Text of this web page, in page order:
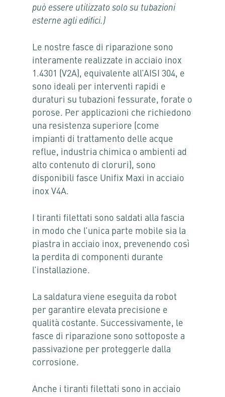
può essere utilizzato solo su tubazioni
esterne agli edifici.)
Le nostre fasce di riparazione sono
interamente realizzate in acciaio inox
1.4301 (V2A), equivalente all’AISI 304, e
sono ideali per interventi rapidi e
duraturi su tubazioni fessurate, forate o
porose. Per applicazioni che richiedono
una resistenza superiore (come
impianti di trattamento delle acque
reflue, industria chimica o ambienti ad
alto contenuto di cloruri), sono
disponibili fasce Unifix Maxi in acciaio
inox V4A.
I tiranti filettati sono saldati alla fascia
in modo che l’unica parte mobile sia la
piastra in acciaio inox, prevenendo così
la perdita di componenti durante
l’installazione.
La saldatura viene eseguita da robot
per garantire elevata precisione e
qualità costante. Successivamente, le
fasce di riparazione sono sottoposte a
passivazione per proteggerle dalla
corrosione.
Anche i tiranti filettati sono in acciaio